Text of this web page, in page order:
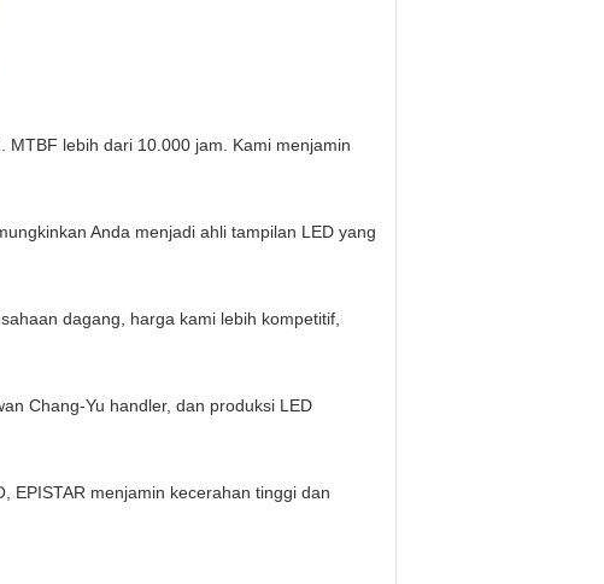
lebih dari 10.000 jam. Kami menjamin
Anda menjadi ahli tampilan LED yang
dagang, harga kami lebih kompetitif,
Chang-Yu handler, dan produksi LED
EPISTAR menjamin kecerahan tinggi dan